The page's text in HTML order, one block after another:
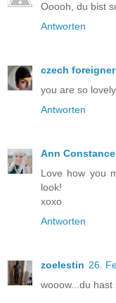
Ooooh, du bist
Antworten
czech foreigner
you are so
Antworten
Ann Constance
Love how you
look!
xoxo
Antworten
zoelestin 26.
wooow...du hast